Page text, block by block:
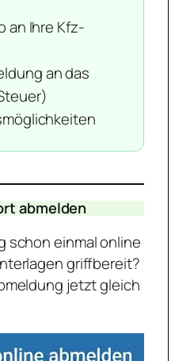
an Ihre Kfz-
an das
abmelden
schon einmal online
griffbereit?
jetzt gleich